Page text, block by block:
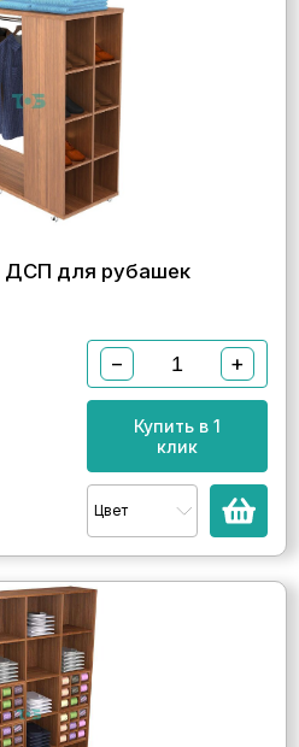
ДСП для рубашек
− +
Купить в 1
клик
Цвет